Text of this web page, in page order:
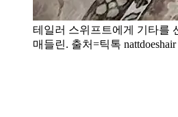
테일러 스위프트에게 기타를
매들린. 출처=틱톡 nattdoeshair